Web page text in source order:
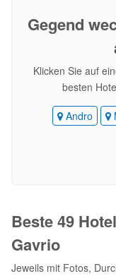
Gegend
Klicken Sie auf
besten
Andro
Beste 49
Gavrio
Jeweils mit Fotos,